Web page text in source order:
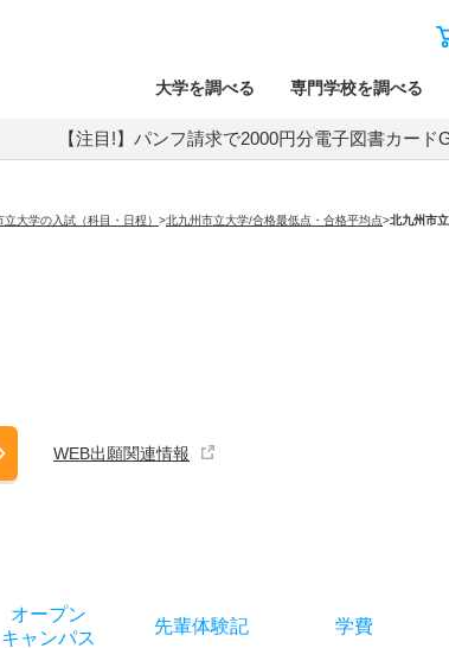
大学を調べる 専門学校を調べる
【注目!】パンフ請求で2000円分電子図書カード
立大学の入試（科目・日程） >北九州市立大学/合格最低点・合格平均点>北九州市
WEB出願関連情報
オープン
キャンパス
先輩体験記 学費